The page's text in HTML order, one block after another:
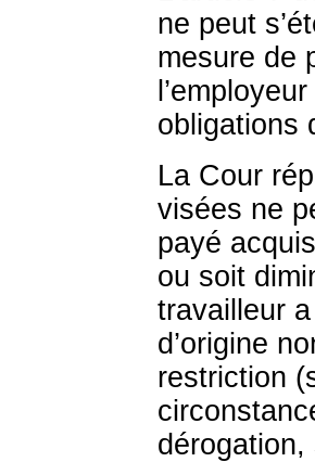
ne peut
mesure de
obligations
La Cour
visées ne
payé
ou soit
travailleur
d’origine
restriction
dérogation,